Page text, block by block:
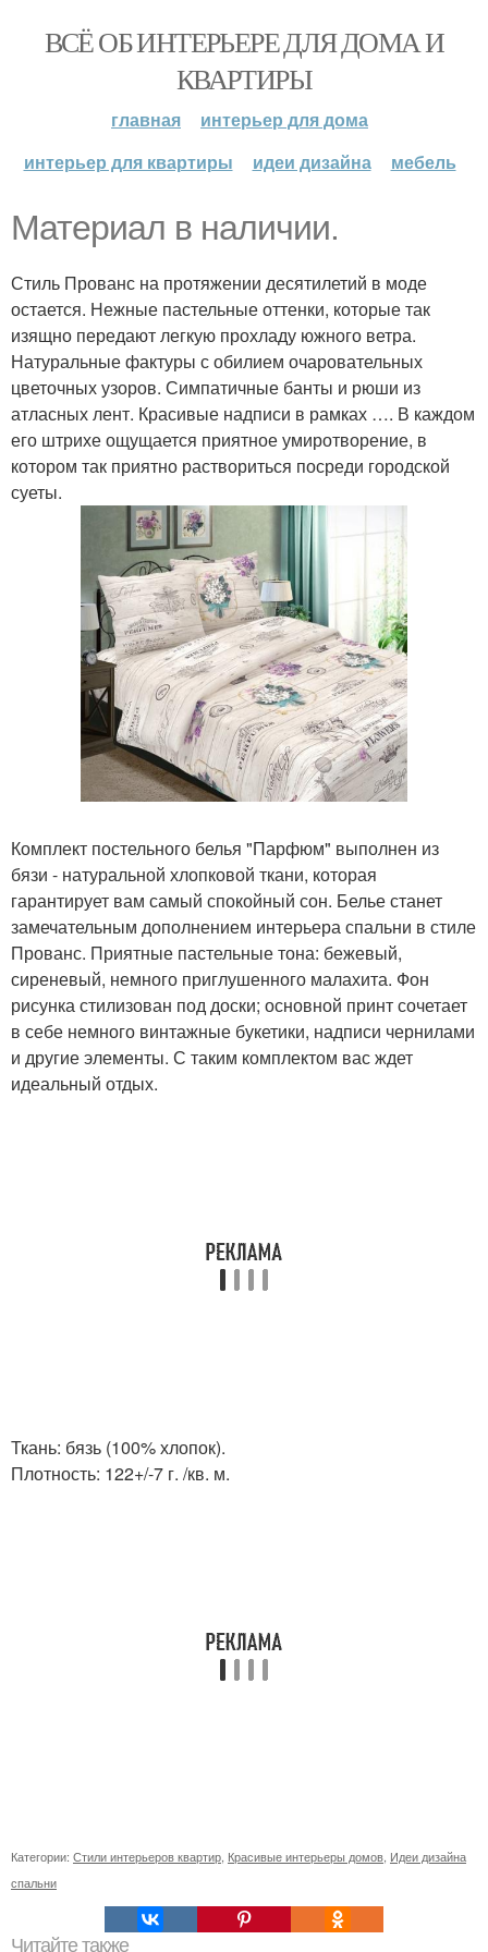
ВСЁ ОБ ИНТЕРЬЕРЕ ДЛЯ ДОМА И
КВАРТИРЫ
главная
интерьер для дома
интерьер для квартиры
идеи дизайна мебель
Материал в наличии.
Стиль Прованс на протяжении десятилетий в моде
остается. Нежные пастельные оттенки, которые так
изящно передают легкую прохладу южного ветра.
Натуральные фактуры с обилием очаровательных
цветочных узоров. Симпатичные банты и рюши из
атласных лент. Красивые надписи в рамках …. В каждом
его штрихе ощущается приятное умиротворение, в
котором так приятно раствориться посреди городской
суеты.
Комплект постельного белья "Парфюм" выполнен из
бязи - натуральной хлопковой ткани, которая
гарантирует вам самый спокойный сон. Белье станет
замечательным дополнением интерьера спальни в стиле
Прованс. Приятные пастельные тона: бежевый,
сиреневый, немного приглушенного малахита. Фон
рисунка стилизован под доски; основной принт сочетает
в себе немного винтажные букетики, надписи чернилами
и другие элементы. С таким комплектом вас ждет
идеальный отдых.
Ткань: бязь (100% хлопок).
Плотность: 122+/-7 г. /кв. м.
Категории: Стили интерьеров квартир, Красивые интерьеры домов, Идеи дизайна
спальни
Читайте также